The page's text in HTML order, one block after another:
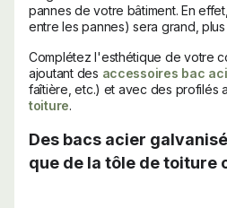
pannes de votre bâtiment. En
entre les pannes) sera grand,
Complétez l'esthétique de votre
ajoutant des accessoires bac
faîtière, etc.) et avec des profilés
toiture.
Des bacs acier
que de la tôle de toiture